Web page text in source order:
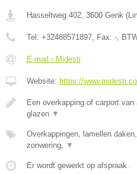
Hasseltweg 402, 3600 Genk (
Tel: +32488571897, Fax: -,
E-mail › Midesti
Website: https://
Een overkapping of carport
glazen ▼
Overkappingen, lamellen
zonwering, ▼
Er wordt gewerkt op afspraak.